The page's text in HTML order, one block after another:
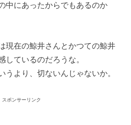
中にあったからでもあるのか
現在の鯨井さんとかつての鯨井
しているのだろうな。
うより、切ないんじゃないか。
スポンサーリンク